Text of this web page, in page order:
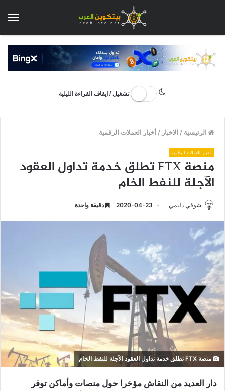
تشغيل / ايقاف القراءة الليلية
الرئيسية / الاخبار /أخبار العملات الرقمية
أخبار العملات الرقمية
منصة FTX تطلق خدمة تداول العقود
الآجلة للنفط الخام
شوقي دليمي 2020-04-23 دقيقة واحدة
منصة FTX تطلق خدمة تداول العقود الآجلة للنفط الخام
دار العديد من النقاش مؤخرا حول منصات وأماكن توفر